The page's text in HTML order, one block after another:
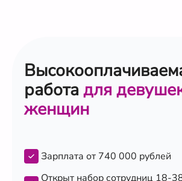
работа для
женщин
Зарплата от 740 000 рублей
Открыт набор сотрудниц 18-